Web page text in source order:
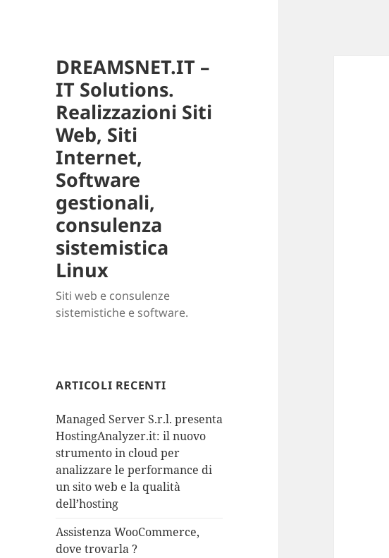
DREAMSNET.IT –
IT Solutions.
Realizzazioni Siti
Web, Siti
Internet,
Software
gestionali,
consulenza
sistemistica
Linux
Siti web e consulenze
sistemistiche e software.
ARTICOLI RECENTI
Managed Server S.r.l. presenta
HostingAnalyzer.it: il nuovo
strumento in cloud per
analizzare le performance di
un sito web e la qualità
dell’hosting
Assistenza WooCommerce,
dove trovarla ?